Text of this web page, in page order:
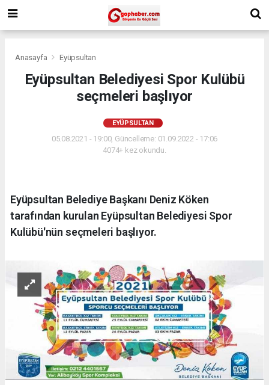
Anasayfa Eyüpsultan
Eyüpsultan Belediyesi Spor Kulübü
seçmeleri başlıyor
EYÜPSULTAN
05.08.2021 - 19:00, Güncelleme: 01.09.2022 - 17:06
4074+ kez okundu.
Eyüpsultan Belediye Başkanı Deniz Köken
tarafından kurulan Eyüpsultan Belediyesi Spor
Kulübü'nün seçmeleri başlıyor.